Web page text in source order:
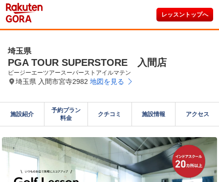
レッスントップへ
埼玉県
PGA TOUR SUPERSTORE 入間店
ピージーエーツアースーパーストアイルマテン
埼玉県 入間市宮寺2982 地図を見る
施設紹介
予約プラン
料金
クチコミ 施設情報 アクセス